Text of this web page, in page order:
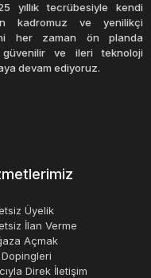
dağıtım
kullanılır.
uygulamalar için
yüksek güçlerde
kullanılır.
çalışma
alır. Ayrıca,
cihazın verimli ve
yıllık tecrübesiyle kendi
kadromuz ve yenilikçi
her zaman ön planda
ve ileri teknoloji
devam ediyoruz.
Üyelik
İlan Verme
Açmak
Direk İletişim